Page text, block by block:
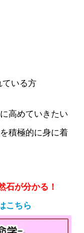
ている方
高めていきたい
積極的に身に着
石が分かる！
こちら